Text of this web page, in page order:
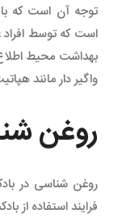
توجه آن است که
است که توسط افراد
بهداشت محیط اطلاع
واگیر دار مانند
روغن
روغن شناسی در
فرایند استفاده از